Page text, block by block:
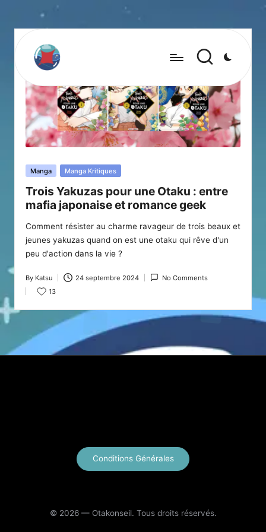
Posted
Manga Manga Kritiques
Trois Yakuzas pour une Otaku : entre
mafia japonaise et romance geek
Comment résister au charme ravageur de trois beaux et
jeunes yakuzas quand on est une otaku qui rêve d'un
peu d'action dans la vie ?
Posted
by
By Katsu 24 septembre 2024
No Comments
13
Conditions Générales
© 2026 — Otakonseil. Tous droits réservés.